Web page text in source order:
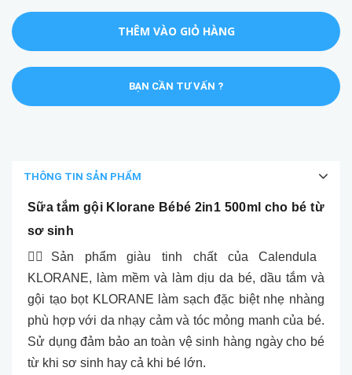
THÊM VÀO GIỎ HÀNG
BẠN CẦN TƯ VẤN ?
THÔNG TIN SẢN PHẨM
Sữa tắm gội Klorane Bébé 2in1 500ml cho bé từ
sơ sinh
👉🏼Sản phẩm giàu tinh chất của Calendula
KLORANE, làm mềm và làm dịu da bé, dầu tắm và
gội tạo bọt KLORANE làm sạch đặc biệt nhẹ nhàng
phù hợp với da nhạy cảm và tóc mỏng manh của bé.
Sử dụng đảm bảo an toàn vệ sinh hàng ngày cho bé
từ khi sơ sinh hay cả khi bé lớn.